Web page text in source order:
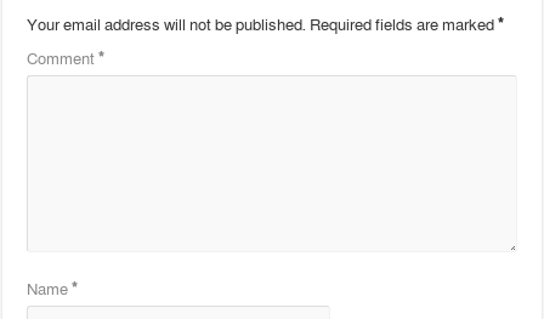
Your email address will not be published. Required fields are marked*
Comment*
Name*